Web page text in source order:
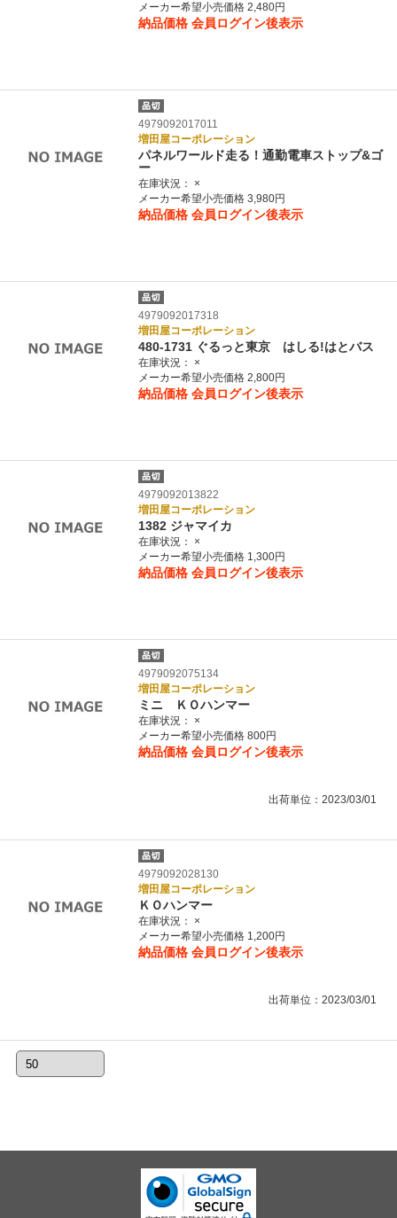
メーカー希望小売価格 2,480円
納品価格 会員ログイン後表示
4979092017011
増田屋コーポレーション
パネルワールド走る！通勤電車ストップ&ゴ
ー
在庫状況：
×
メーカー希望小売価格 3,980円
納品価格 会員ログイン後表示
4979092017318
増田屋コーポレーション
480-1731 ぐるっと東京 はしる!はとバス
在庫状況：
×
メーカー希望小売価格 2,800円
納品価格 会員ログイン後表示
4979092013822
増田屋コーポレーション
1382 ジャマイカ
在庫状況：
×
メーカー希望小売価格 1,300円
納品価格 会員ログイン後表示
4979092075134
増田屋コーポレーション
ミニ ＫＯハンマー
在庫状況：
×
メーカー希望小売価格 800円
納品価格 会員ログイン後表示
出荷単位：2023/03/01
4979092028130
増田屋コーポレーション
ＫＯハンマー
在庫状況：
×
メーカー希望小売価格 1,200円
納品価格 会員ログイン後表示
出荷単位：2023/03/01